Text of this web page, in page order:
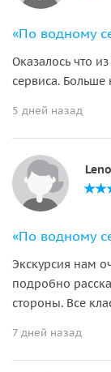
Оказалось что
сервиса. Больше
5 дней назад
Экскурсия нам
подробно
стороны. Все
7 дней назад